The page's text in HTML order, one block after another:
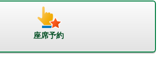
座席予約